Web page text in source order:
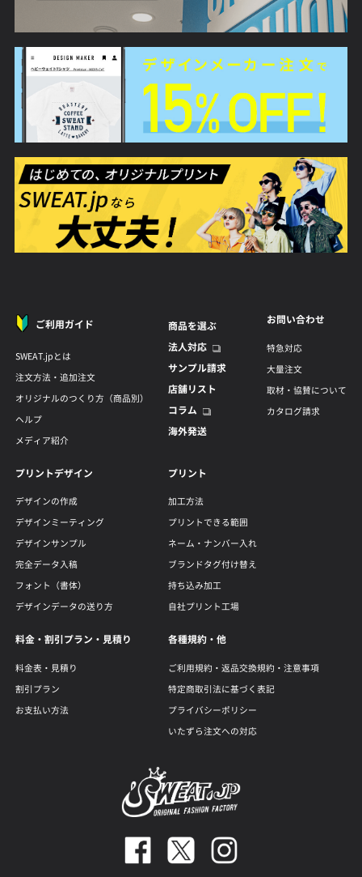
ご利用ガイド
SWEAT.jpとは
注文方法・追加注文
オリジナルのつくり方（商品別）
ヘルプ
メディア紹介
商品を選ぶ
法人対応
サンプル請求
店舗リスト
コラム
海外発送
お問い合わせ
特急対応
大量注文
取材・協賛について
カタログ請求
プリントデザイン
デザインの作成
デザインミーティング
デザインサンプル
完全データ入稿
フォント（書体）
デザインデータの送り方
プリント
加工方法
プリントできる範囲
ネーム・ナンバー入れ
ブランドタグ付け替え
持ち込み加工
自社プリント工場
料金・割引プラン・見積り
料金表・見積り
割引プラン
お支払い方法
各種規約・他
ご利用規約・返品交換規約・注意事項
特定商取引法に基づく表記
プライバシーポリシー
いたずら注文への対応